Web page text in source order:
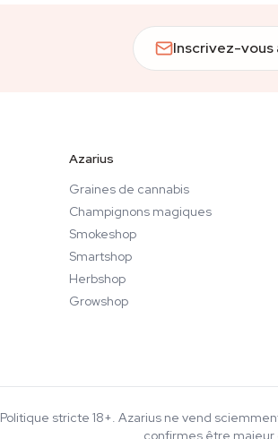
Inscrivez-
Azarius
Graines de cannabis
Champignons magiques
Smokeshop
Smartshop
Herbshop
Growshop
Politique stricte 18+. Azarius ne vend
confirmes être majeur